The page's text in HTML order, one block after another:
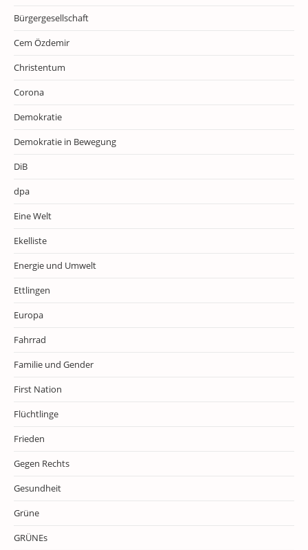
Bürgergesellschaft
Cem Özdemir
Christentum
Corona
Demokratie
Demokratie in Bewegung
DiB
dpa
Eine Welt
Ekelliste
Energie und Umwelt
Ettlingen
Europa
Fahrrad
Familie und Gender
First Nation
Flüchtlinge
Frieden
Gegen Rechts
Gesundheit
Grüne
GRÜNEs